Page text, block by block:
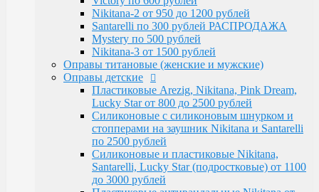
Santarelli, Lucky Star (подростковые) от 1100
до 3000 рублей
Пластиковые антивандальные Nikitana от
1100 до 1900 рублей
РАСПРОДАЖА детских оправ от 250 рублей
Металлические Детские от 600 до 3500
рублей
Оправы под линзы с большими диоптриями по
1200 рублей
Футляры до 400 рублей
Футляры по 600 рублей
Футляры по 550 рублей
Футляры для солнцезащитных очков
Детские от 400 рублей
Nikitana-2 от 950 до 1200 рублей
Santarelli по 300 рублей РАСПРОДАЖА
Mystery по 500 рублей
Nikitana-3 от 1500 рублей
Оправы титановые (женские и мужские)
Оправы детские
Пластиковые Arezig, Nikitana, Pink Dream,
Lucky Star от 800 до 2500 рублей
Силиконовые с силиконовым шнурком и
стопперами на заушник Nikitana и Santarelli
по 2500 рублей
Силиконовые и пластиковые Nikitana,
Santarelli, Lucky Star (подростковые) от 1100
до 3000 рублей